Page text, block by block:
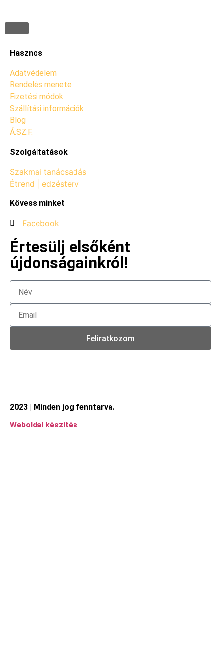
Hasznos
Adatvédelem
Rendelés menete
Fizetési módok
Szállítási információk
Blog
Á.SZ.F.
Szolgáltatások
Szakmai tanácsadás
Étrend | edzésterv
Kövess minket
Facebook
Értesülj elsőként
újdonságainkról!
Feliratkozom
2023 | Minden jog fenntarva.
Weboldal készítés